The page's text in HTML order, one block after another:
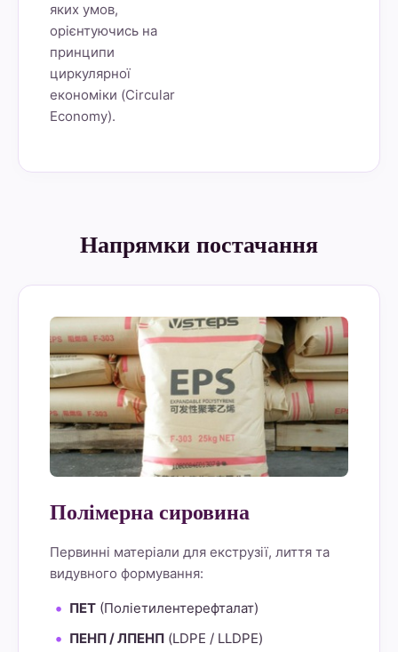
яких умов,
орієнтуючись на
принципи
циркулярної
економіки (Circular
Economy).
Напрямки постачання
Полімерна сировина
Первинні матеріали для екструзії, лиття та
видувного формування:
ПЕТ (Поліетилентерефталат)
ПЕНП / ЛПЕНП (LDPE / LLDPE)